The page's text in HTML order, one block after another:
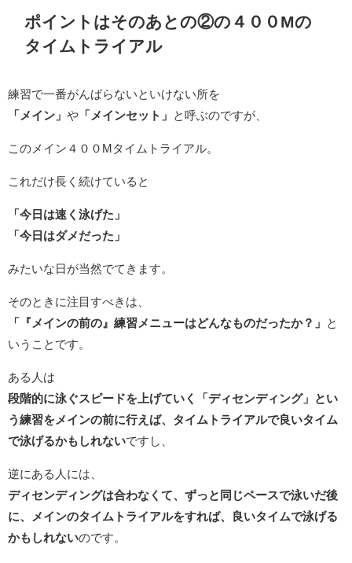
ポイントはそのあとの②の４００Mの
タイムトライアル
練習で一番がんばらないといけない所を
「メイン」 や 「メインセット」 と呼ぶのですが、
このメイン４００Mタイムトライアル。
これだけ長く続けていると
「今日は速く泳げた」
「今日はダメだった」
みたいな日が当然でてきます。
そのときに注目すべきは、
「『メインの前の』練習メニューはどんなものだったか？」
と
いうことです。
ある人は
段階的に泳ぐスピードを上げていく「ディセンディング」とい
う練習をメインの前に行えば、タイムトライアルで良いタイム
で泳げるかもしれないですし、
逆にある人には、
ディセンディングは合わなくて、ずっと同じペースで泳いだ後
に、メインのタイムトライアルをすれば、良いタイムで泳げる
かもしれないのです。